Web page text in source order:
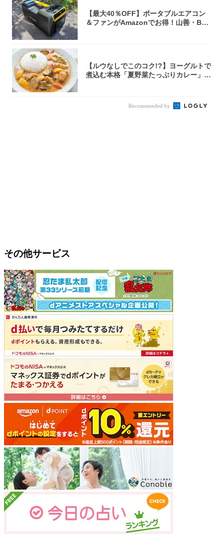
【最大40％OFF】ポータブルエアコン
＆ファンがAmazonでお得！山善・Bo
【ルウなしでこのコク!?】ヨーグルトで
煮込む本格「夏野菜たっぷりカレー」作
Recommended by
その他サービス